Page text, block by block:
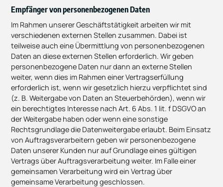
Empfänger von personenbezogenen Daten
Im Rahmen unserer Geschäftstätigkeit arbeiten wir mit
verschiedenen externen Stellen zusammen. Dabei ist
teilweise auch eine Übermittlung von personenbezogenen
Daten an diese externen Stellen erforderlich. Wir geben
personenbezogene Daten nur dann an externe Stellen
weiter, wenn dies im Rahmen einer Vertragserfüllung
erforderlich ist, wenn wir gesetzlich hierzu verpflichtet sind
(z. B. Weitergabe von Daten an Steuerbehörden), wenn wir
ein berechtigtes Interesse nach Art. 6 Abs. 1 lit. f DSGVO an
der Weitergabe haben oder wenn eine sonstige
Rechtsgrundlage die Datenweitergabe erlaubt. Beim Einsatz
von Auftragsverarbeitern geben wir personenbezogene
Daten unserer Kunden nur auf Grundlage eines gültigen
Vertrags über Auftragsverarbeitung weiter. Im Falle einer
gemeinsamen Verarbeitung wird ein Vertrag über
gemeinsame Verarbeitung geschlossen.